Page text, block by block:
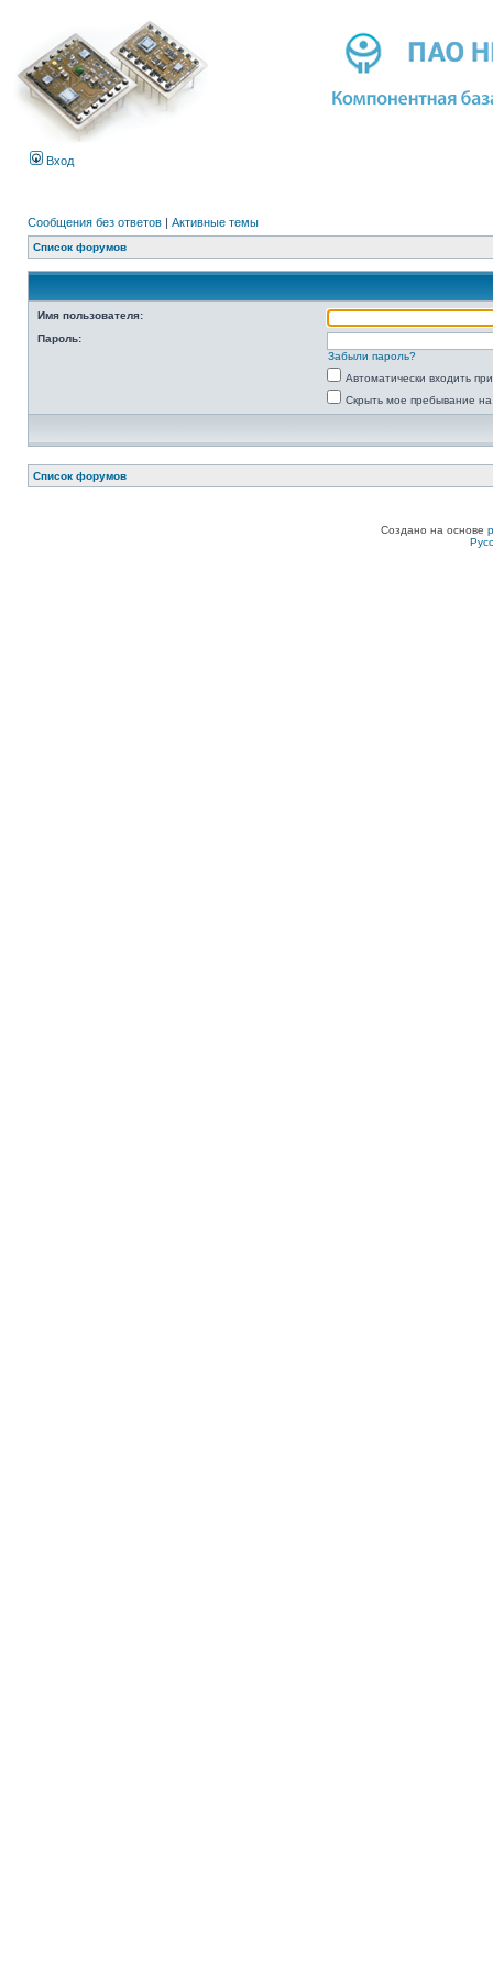
Вход
Сообщения без ответов | Активные темы
Список форумов
Имя пользователя:
Пароль:
Забыли пароль?
Автоматически входить
Скрыть мое пребывание
Список форумов
Создано на основе